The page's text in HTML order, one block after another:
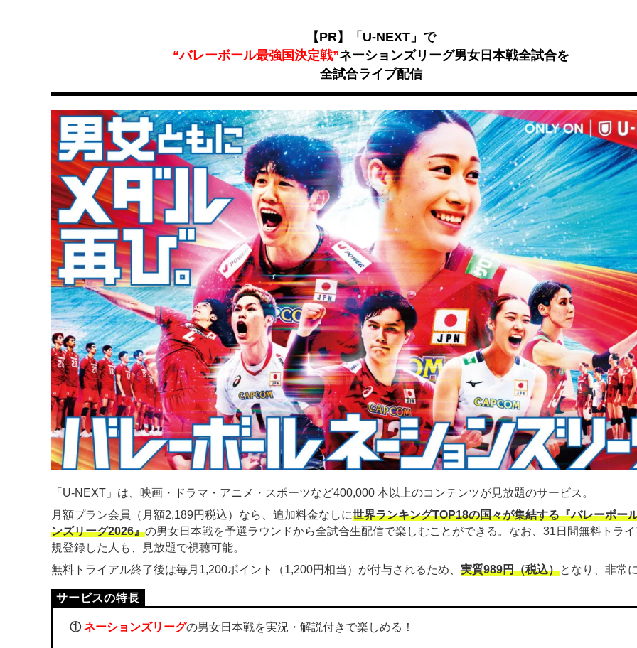
【PR】「U-NEXT」で
“バレーボール最強国決定戦”ネーションズリーグ男女日本戦全試合を
全試合ライブ配信
「U-NEXT」は、映画・ドラマ・アニメ・スポーツなど400,000 本以上のコンテンツが見放題のサービス。
月額プラン会員（月額2,189円税込）なら、追加料金なしに世界ランキングTOP18の国々が集結する『バレーボー
ンズリーグ2026』の男女日本戦を予選ラウンドから全試合生配信で楽しむことができる。なお、31日間無料トラ
規登録した人も、見放題で視聴可能。
無料トライアル終了後は毎月1,200ポイント（1,200円相当）が付与されるため、 実質989円（税込）となり、非常
① ネーションズリーグの男女日本戦を実況・解説付きで楽しめる！